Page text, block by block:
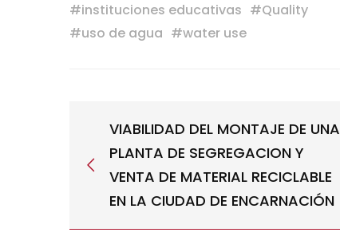
#instituciones educativas #Quality
#uso de agua #water use
VIABILIDAD DEL MONTAJE DE UNA
PLANTA DE SEGREGACION Y
VENTA DE MATERIAL RECICLABLE
EN LA CIUDAD DE ENCARNACIÓN